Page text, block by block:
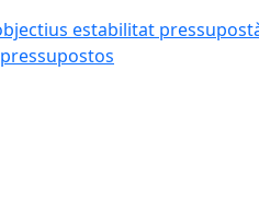
estabilitat